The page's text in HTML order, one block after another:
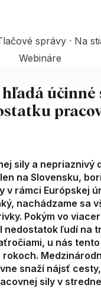
správy Na
Webináre
účinné
sily a nepriaznivý
na Slovensku,
v rámci Európskej
nachádzame sa
Pokým vo
nedostatok ľudí na
u nás
rokoch.
snaží nájsť
sily v